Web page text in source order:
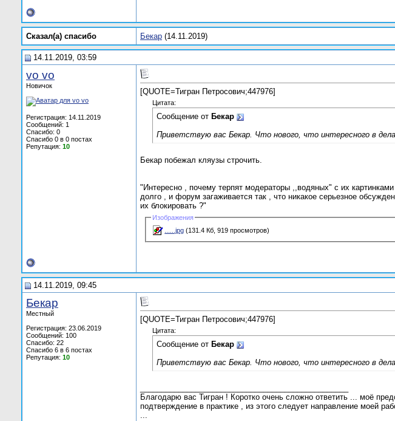
Сказал(а) cпасибо Бекар (14.11.2019)
14.11.2019, 03:59
vo vo
Новичок
Регистрация: 14.11.2019
Сообщений: 1
Спасибо: 0
Спасибо 0 в 0 постах
Репутация: 10
[QUOTE=Тигран Петросович;447976]
Цитата:
Сообщение от Бекар
Приветствую вас Бекар. Что нового, что интересного в
Бекар побежал кляузы строчить.
"Интересно , почему терпят модераторы ,,водяных" с их
долго , и форум загаживается так , что никакое серьезное
их блокировать ?"
Изображения
......jpg (131.4 Кб, 919 просмотров)
14.11.2019, 09:45
Бекар
Местный
Регистрация: 23.06.2019
Сообщений: 100
Спасибо: 22
Спасибо 6 в 6 постах
Репутация: 10
[QUOTE=Тигран Петросович;447976]
Цитата:
Сообщение от Бекар
Приветствую вас Бекар. Что нового, что интересного в
Благодарю вас Тигран ! Коротко очень сложно ответить ... моё
подтверждение в практике , из этого следует направление моей
...